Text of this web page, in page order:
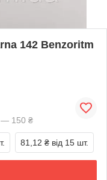
142 Benzoritm
— 150 ₴
81,12 ₴ від 15 шт.